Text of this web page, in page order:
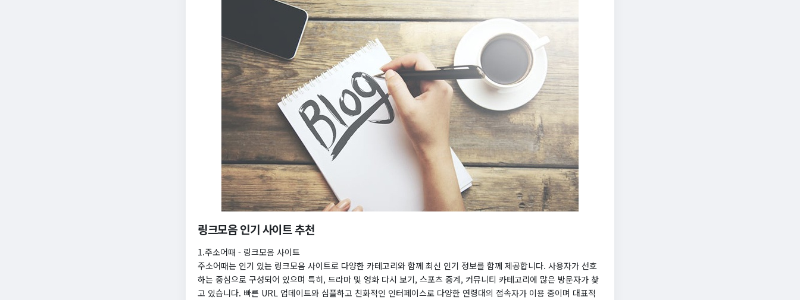
링크모음 인기 사이트 추천
1.주소어때 - 링크모음 사이트
주소어때는 인기 있는 링크모음 사이트로 다양한 카테고리와 함께 최신 인기 정보를 함께 제공합니다. 사용자가 선호
하는 중심으로 구성되어 있으며 특히, 드라마 및 영화 다시 보기, 스포츠 중계, 커뮤니티 카테고리에 많은 방문자가 찾
고 있습니다. 빠른 URL 업데이트와 심플하고 친화적인 인터페이스로 다양한 연령대의 접속자가 이용 중이며 대표적